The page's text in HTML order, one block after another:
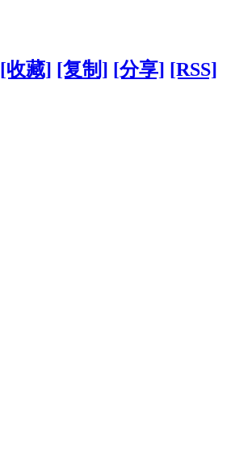
[收藏] [复制] [分享] [RSS]